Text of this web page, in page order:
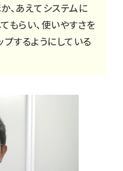
、あえてシステムに
もらい、使いやすさを
プするようにしている